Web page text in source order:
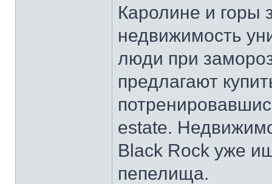
Каролине и горы
недвижимость
люди при
предлагают
estate.
Black Rock уже
пепелища.